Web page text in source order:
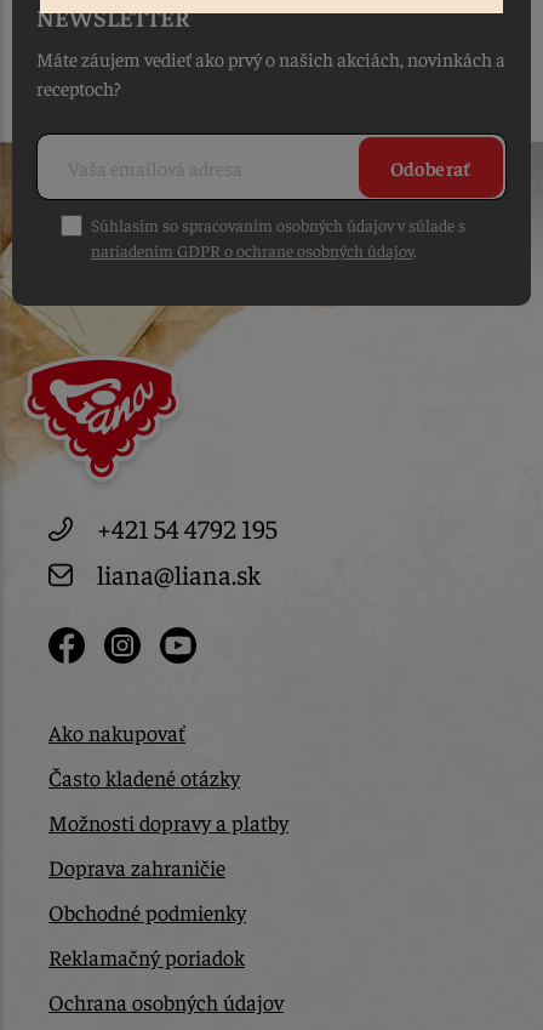
NEWSLETTER
Máte záujem vedieť ako prvý o našich akciách, novinkách a
receptoch?
Odoberať
Súhlasím so spracovaním osobných údajov v súlade s
nariadením GDPR o ochrane osobných údajov.
+421 54 4792 195
liana@liana.sk
Ako nakupovať
Často kladené otázky
Možnosti dopravy a platby
Doprava zahraničie
Obchodné podmienky
Reklamačný poriadok
Ochrana osobných údajov